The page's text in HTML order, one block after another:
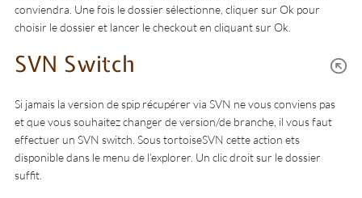
conviendra. Une fois le dossier sélectionne, cliquer sur Ok pour
choisir le dossier et lancer le checkout en cliquant sur Ok.
SVN Switch
Si jamais la version de spip récupérer via SVN ne vous conviens pas
et que vous souhaitez changer de version/de branche, il vous faut
effectuer un SVN switch. Sous tortoiseSVN cette action ets
disponible dans le menu de l’explorer. Un clic droit sur le dossier
suffit.